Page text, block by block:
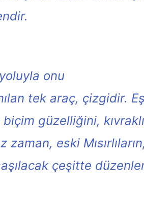
onu
tek araç, çizgidir.
güzelliğini,
eski
çeşitte